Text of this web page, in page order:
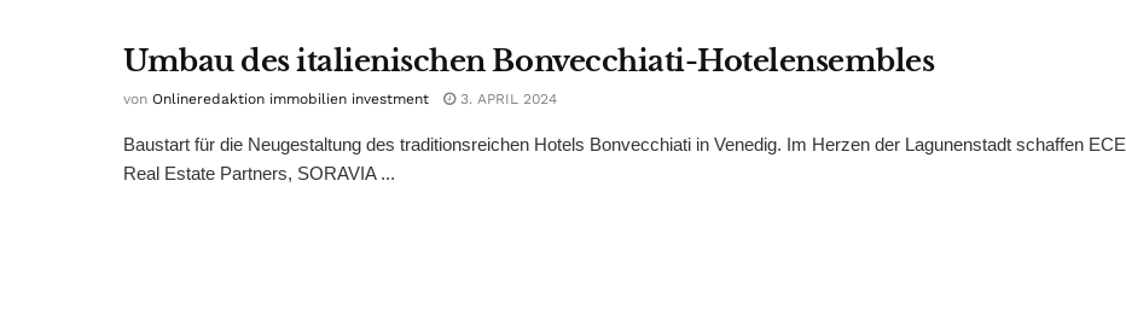
Umbau des italienischen Bonvecchiati-Hotelensembles
von Onlineredaktion immobilien investment 3. APRIL 2024
Baustart für die Neugestaltung des traditionsreichen Hotels Bonvecchiati in Venedig. Im Herzen der Lagunenstadt schaffen ECE
Real Estate Partners, SORAVIA ...